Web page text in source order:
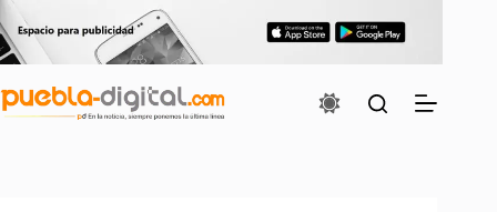
al
contenido